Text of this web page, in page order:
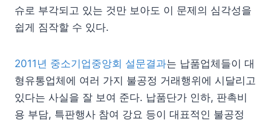
슈로 부각되고 있는 것만 보아도 이 문제의 심각성을
쉽게 짐작할 수 있다.
2011년 중소기업중앙회 설문결과는 납품업체들이 대
형유통업체에 여러 가지 불공정 거래행위에 시달리고
있다는 사실을 잘 보여 준다. 납품단가 인하, 판촉비
용 부담, 특판행사 참여 강요 등이 대표적인 불공정